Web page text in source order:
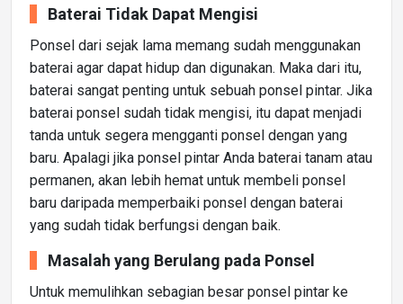
Baterai Tidak Dapat Mengisi
Ponsel dari sejak lama memang sudah menggunakan
baterai agar dapat hidup dan digunakan. Maka dari itu,
baterai sangat penting untuk sebuah ponsel pintar. Jika
baterai ponsel sudah tidak mengisi, itu dapat menjadi
tanda untuk segera mengganti ponsel dengan yang
baru. Apalagi jika ponsel pintar Anda baterai tanam atau
permanen, akan lebih hemat untuk membeli ponsel
baru daripada memperbaiki ponsel dengan baterai
yang sudah tidak berfungsi dengan baik.
Masalah yang Berulang pada Ponsel
Untuk memulihkan sebagian besar ponsel pintar ke